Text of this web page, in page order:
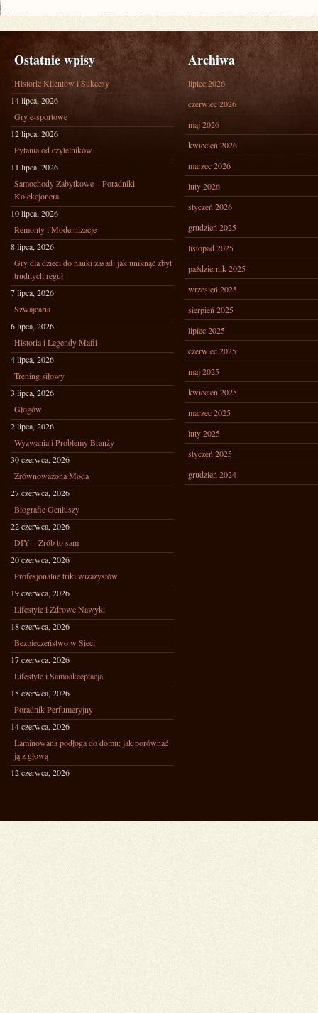
Ostatnie wpisy
Historie Klientów i Sukcesy
14 lipca, 2026
Gry e-sportowe
12 lipca, 2026
Pytania od czytelników
11 lipca, 2026
Samochody Zabytkowe – Poradniki
Kolekcjonera
10 lipca, 2026
Remonty i Modernizacje
8 lipca, 2026
Gry dla dzieci do nauki zasad: jak uniknąć zbyt
trudnych reguł
7 lipca, 2026
Szwajcaria
6 lipca, 2026
Historia i Legendy Mafii
4 lipca, 2026
Trening siłowy
3 lipca, 2026
Głogów
2 lipca, 2026
Wyzwania i Problemy Branży
30 czerwca, 2026
Zrównoważona Moda
27 czerwca, 2026
Biografie Geniuszy
22 czerwca, 2026
DIY – Zrób to sam
20 czerwca, 2026
Profesjonalne triki wizażystów
19 czerwca, 2026
Lifestyle i Zdrowe Nawyki
18 czerwca, 2026
Bezpieczeństwo w Sieci
17 czerwca, 2026
Lifestyle i Samoakceptacja
15 czerwca, 2026
Poradnik Perfumeryjny
14 czerwca, 2026
Laminowana podłoga do domu: jak porównać
ją z głową
12 czerwca, 2026
Archiwa
lipiec 2026
czerwiec 2026
maj 2026
kwiecień 2026
marzec 2026
luty 2026
styczeń 2026
grudzień 2025
listopad 2025
październik 2025
wrzesień 2025
sierpień 2025
lipiec 2025
czerwiec 2025
maj 2025
kwiecień 2025
marzec 2025
luty 2025
styczeń 2025
grudzień 2024